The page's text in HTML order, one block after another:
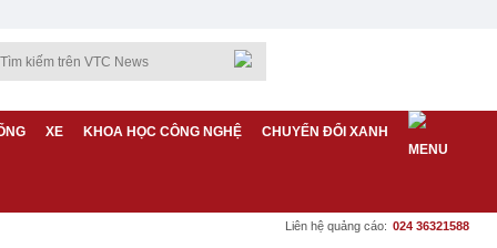
XE KHOA HỌC CÔNG NGHỆ CHUYỂN ĐỔI XANH
Liên hệ quảng cáo: 024 36321588